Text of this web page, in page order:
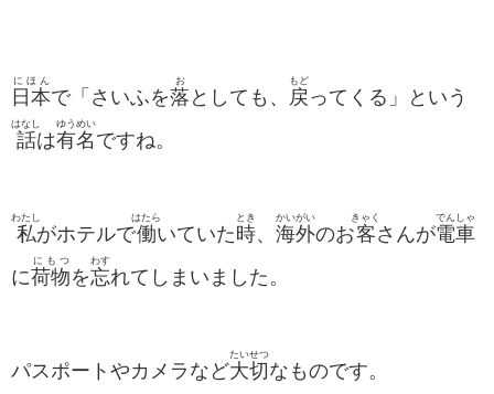
日本
にほん
で「さいふを落
お
としても、 戻
もど
ってくる」という
話
はなし
は有名
ゆうめい
ですね。
私
わたし
がホテルで働
はたら
いていた時
とき
、 海外
かいがい
のお客
きゃく
さんが電車
でんしゃ
に荷物
にもつ
を忘
わす
れてしまいました。
パスポートやカメラなど大切
たいせつ
なものです。